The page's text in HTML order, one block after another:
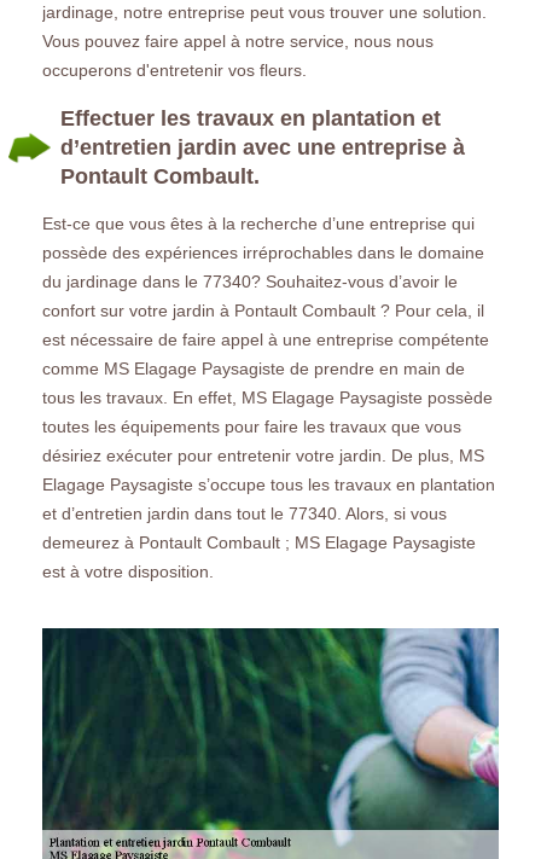
jardinage, notre entreprise peut vous trouver une solution.
Vous pouvez faire appel à notre service, nous nous
occuperons d'entretenir vos fleurs.
Effectuer les travaux en plantation et
d’entretien jardin avec une entreprise à
Pontault Combault.
Est-ce que vous êtes à la recherche d’une entreprise qui
possède des expériences irréprochables dans le domaine
du jardinage dans le 77340? Souhaitez-vous d’avoir le
confort sur votre jardin à Pontault Combault ? Pour cela, il
est nécessaire de faire appel à une entreprise compétente
comme MS Elagage Paysagiste de prendre en main de
tous les travaux. En effet, MS Elagage Paysagiste possède
toutes les équipements pour faire les travaux que vous
désiriez exécuter pour entretenir votre jardin. De plus, MS
Elagage Paysagiste s’occupe tous les travaux en plantation
et d’entretien jardin dans tout le 77340. Alors, si vous
demeurez à Pontault Combault ; MS Elagage Paysagiste
est à votre disposition.